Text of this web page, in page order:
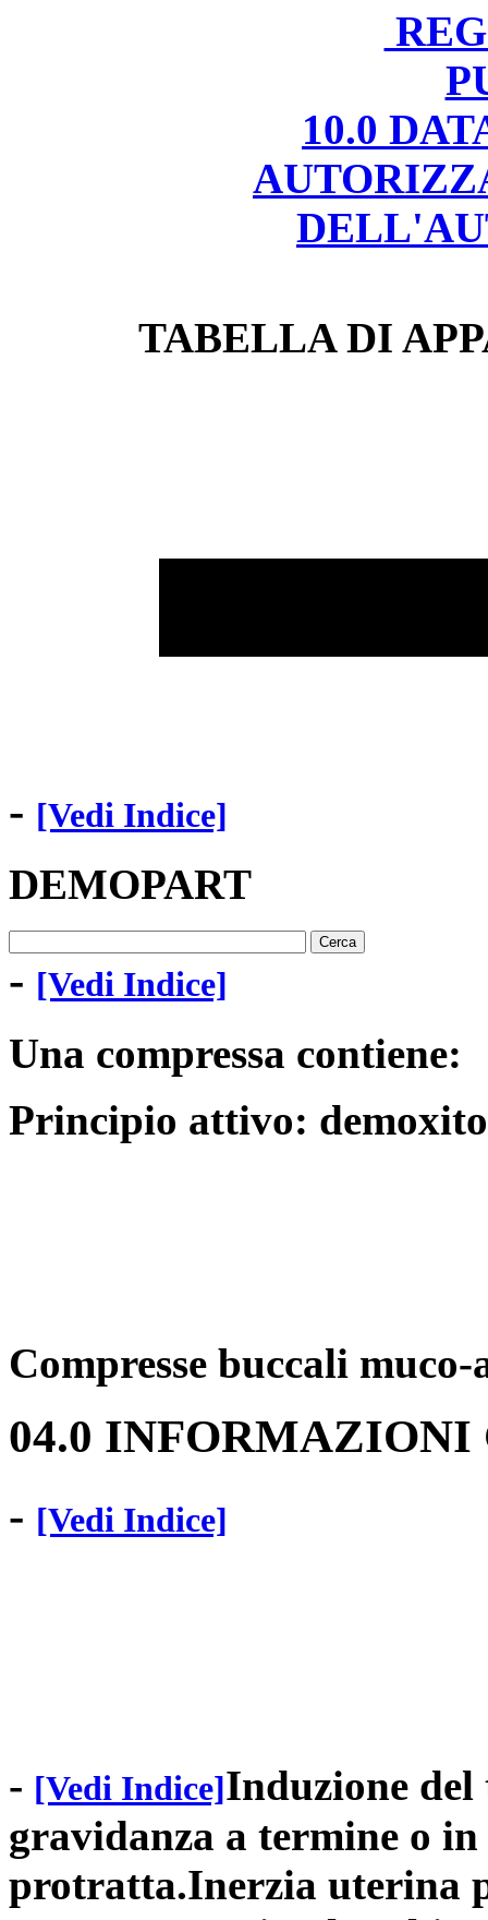
10.0
TABELLA DI
- [Vedi Indice]
DEMOPART
- [Vedi Indice]
Una compressa contiene:
Principio attivo:
Compresse buccali muco-
04.0
- [Vedi Indice]
- [Vedi Indice]Induzione
gravidanza a termine o
protratta.Inerzia uterina